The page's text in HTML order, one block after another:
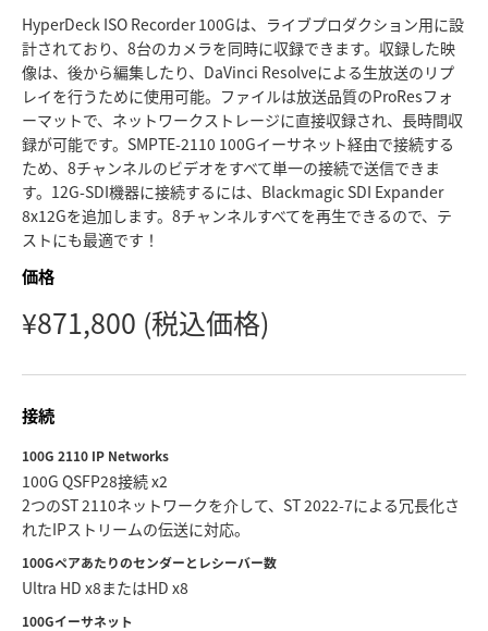
Germany
Hong Kong SAR, China
India
Italy
Japan
Mexico
New Zealand
Norway
Portugal
HyperDeck ISO Recorder 100Gは、ライブプロダクション用に設
計されており、8台のカメラを同時に収録できます。収録した映
像は、後から編集したり、DaVinci Resolveによる生放送のリプ
レイを行うために使用可能。ファイルは放送品質のProResフォ
ーマットで、ネットワークストレージに直接収録され、長時間収
録が可能です。SMPTE-2110 100Gイーサネット経由で接続する
ため、8チャンネルのビデオをすべて単一の接続で送信できま
す。12G-SDI機器に接続するには、Blackmagic SDI Expander
8x12Gを追加します。8チャンネルすべてを再生できるので、テ
ストにも最適です！
価格
¥871,800 (税込価格)
接続
100G 2110 IP Networks
100G QSFP28接続 x2
2つのST 2110ネットワークを介して、ST 2022-7による冗長化さ
れたIPストリームの伝送に対応。
100Gペアあたりのセンダーとレシーバー数
Ultra HD x8またはHD x8
100Gイーサネット